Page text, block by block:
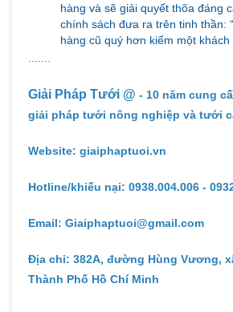
hàng và sẽ giải quyết thõa đáng
chính sách đưa ra trên tinh thần:
hàng cũ quý hơn kiếm một khách
Giải Pháp Tưới @ - 10 năm cung
giải pháp tưới nông nghiệp và tưới
Website: giaiphaptuoi.vn
Hotline/khiếu nại: 0938.004.006 -
Email: Giaiphaptuoi@gmail.com
Địa chỉ: 382A, đường Hùng Vương,
Thành Phố Hồ Chí Minh